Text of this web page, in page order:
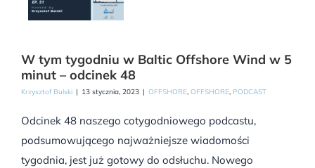
W tym tygodniu w Baltic Offshore Wind w 5
minut – odcinek 48
Krzysztof Bulski | 13 stycznia, 2023 | OFFSHORE, OFFSHORE, PODCAST
Odcinek 48 naszego cotygodniowego podcastu,
podsumowującego najważniejsze wiadomości
tygodnia, jest już gotowy do odsłuchu. Nowego